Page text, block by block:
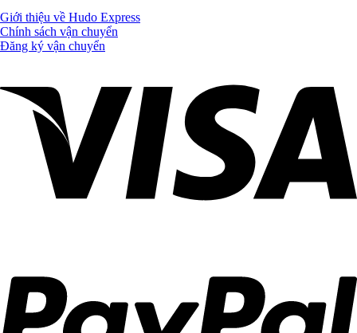
Giới thiệu về Hudo Express
Chính sách vận chuyển
Đăng ký vận chuyển